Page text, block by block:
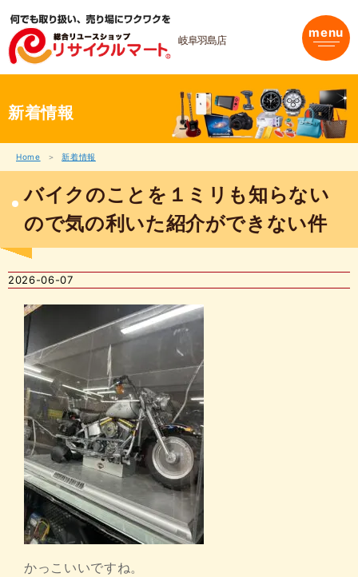
ス
岐阜羽島店 menu
新着情報
Home 新着情報
バイクのことを１ミリも知らない
ので気の利いた紹介ができない件
2026-06-07
かっこいいですね。